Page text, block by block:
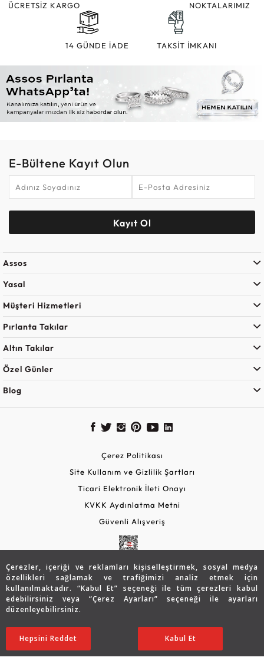
Çerezler, içeriği ve reklamları kişiselleştirmek, sosyal medya
özellikleri sağlamak ve trafiğimizi analiz etmek için
kullanılmaktadır. “Kabul Et” seçeneği ile tüm çerezleri kabul
edebilirsiniz veya “Çerez Ayarları” seçeneği ile ayarları
düzenleyebilirsiniz.
Ayarları Düzenle
Hepsini Reddet Kabul Et
39.246 TL
27.473TL SATIN ALIN
ÜCRETSİZ KARGO
NOKTALARIMIZ
14 GÜNDE İADE TAKSİT İMKANI
E-Bültene Kayıt Olun
Kayıt Ol
Assos
Yasal
Müşteri Hizmetleri
Pırlanta Takılar
Altın Takılar
Özel Günler
Blog
Çerez Politikası
Site Kullanım ve Gizlilik Şartları
Ticari Elektronik İleti Onayı
KVKK Aydınlatma Metni
Güvenli Alışveriş
Copyright © 2026 Assos Pırlanta - Bu sitenin tüm hakları